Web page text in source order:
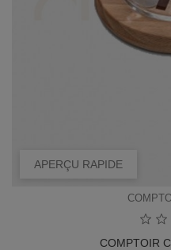
APERÇU RAPIDE
COMPTOIR